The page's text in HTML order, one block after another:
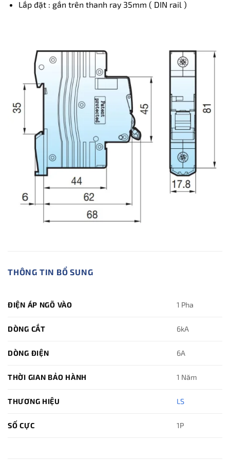
Lắp đặt : gắn trên thanh ray 35mm ( DIN rail )
THÔNG TIN BỔ SUNG
ĐIỆN ÁP NGÕ VÀO 1 Pha
DÒNG CẮT 6kA
DÒNG ĐIỆN 6A
THỜI GIAN BẢO HÀNH 1 Năm
THƯƠNG HIỆU LS
SỐ CỰC 1P